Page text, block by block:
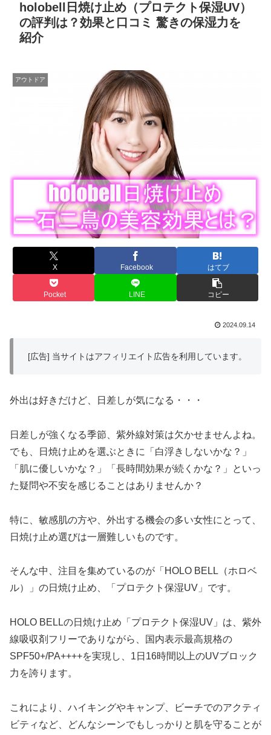
holobell日焼け止め（プロテクト保湿UV）
の評判は？効果と口コミ 驚きの保湿力を
紹介
アウトドア
X Facebook はてブ
Pocket LINE コピー
2024.09.14
[広告] 当サイトはアフィリエイト広告を利用しています。
外出は好きだけど、日差しが気になる・・・
日差しが強くなる季節、紫外線対策は欠かせませんよね。
でも、日焼け止めを選ぶときに「白浮きしないかな？」
「肌に優しいかな？」「長時間効果が続くかな？」といっ
た疑問や不安を感じることはありませんか？
特に、敏感肌の方や、外出する機会の多い女性にとって、
日焼け止め選びは一層難しいものです。
そんな中、注目を集めているのが「HOLO BELL（ホロベ
ル）」の日焼け止め、「プロテクト保湿UV」です。
HOLO BELLの日焼け止め「プロテクト保湿UV」は、紫外
線吸収剤フリーでありながら、国内表示最高規格の
SPF50+/PA++++を実現し、1日16時間以上のUVブロック
力を誇ります。
これにより、ハイキングやキャンプ、ビーチでのアクティ
ビティなど、どんなシーンでもしっかりと肌を守ることが